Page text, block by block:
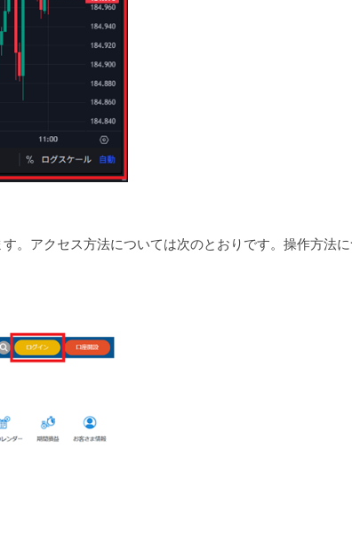
。アクセス方法については次のとおりです。操作方法に